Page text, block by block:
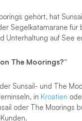
gehört, hat
Segelkatamarane für
Unterhaltung auf See
The Moorings?“
Sunsail- und The
in Kroatien
oder The Moorings